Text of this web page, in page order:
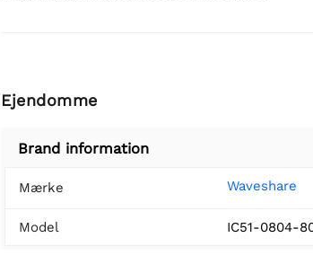
Ejendomme
Brand information
Mærke Waveshare
Model IC51-0804-